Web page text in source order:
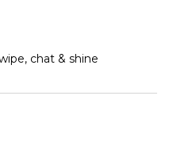
chat & shine